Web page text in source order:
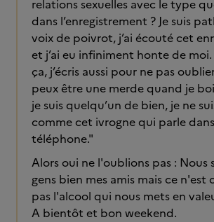
relations sexuelles avec le type
dans l’enregistrement ? Je suis
voix de poivrot, j’ai écouté cet
et j’ai eu infiniment honte de moi.
ça, j’écris aussi pour ne pas
peux être une merde quand je
je suis quelqu’un de bien, je ne
comme cet ivrogne qui parle
téléphone."
Alors oui ne l'oublions pas : Nous
gens bien mes amis mais ce
pas l'alcool qui nous mets en
A bientôt et bon weekend.